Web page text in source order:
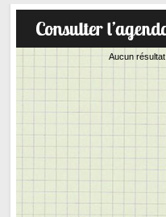
Aucun résultat